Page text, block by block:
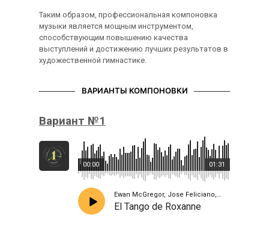
Таким образом, профессиональная компоновка
музыки является мощным инструментом,
способствующим повышению качества
выступлений и достижению лучших результатов в
художественной гимнастике.
ВАРИАНТЫ КОМПОНОВКИ
Вариант №1
01:31
00:00
Ewan McGregor, Jose Feliciano, Jacek Koman
El Tango de Roxanne